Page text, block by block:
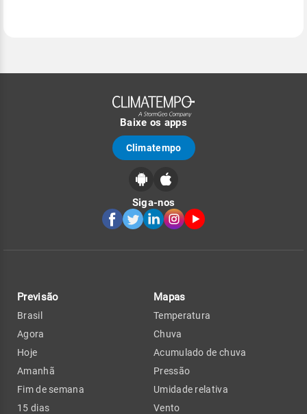
Baixe os apps
Climatempo
Siga-nos
Previsão
Brasil
Agora
Hoje
Amanhã
Fim de semana
15 dias
Mapas
Temperatura
Chuva
Acumulado de chuva
Pressão
Umidade relativa
Vento